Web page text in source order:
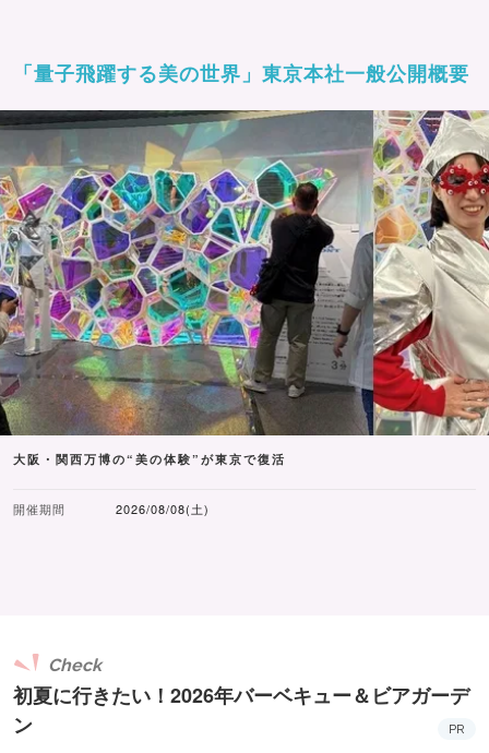
「量子飛躍する美の世界」東京本社一般公開概要
大阪・関西万博の“美の体験”が東京で復活
開催期間 2026/08/08(土)
初夏に行きたい！2026年バーベキュー＆ビアガーデ
ン
Check
PR